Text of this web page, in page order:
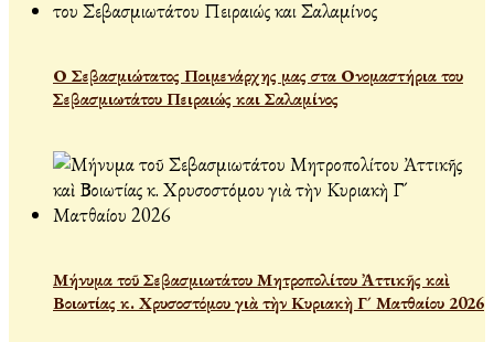
Ο Σεβασμιώτατος Ποιμενάρχης μας στα Ονομαστήρια του
Σεβασμιωτάτου Πειραιώς και Σαλαμίνος
Μήνυμα τοῦ Σεβασμιωτάτου Μητροπολίτου Ἀττικῆς καὶ
Βοιωτίας κ. Χρυσοστόμου γιὰ τὴν Κυριακὴ Γ´ Ματθαίου 2026